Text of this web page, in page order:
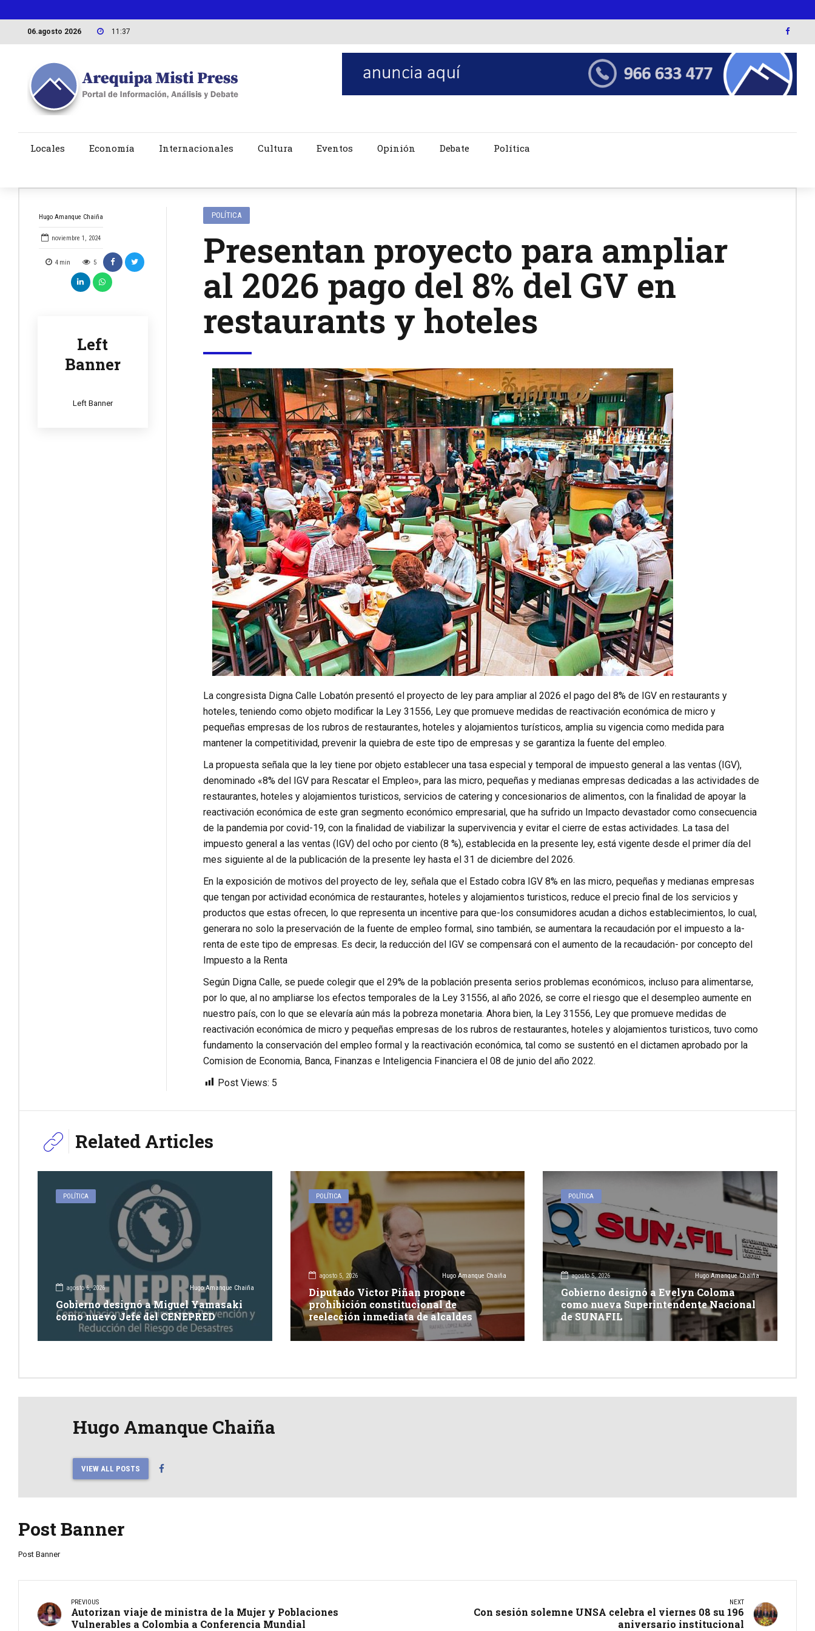
06.agosto 2026 11:37
Locales Economía Internacionales Cultura Eventos Opinión Debate Política
Hugo Amanque Chaiña
noviembre 1, 2024
4 min 5
Left
Banner
Left Banner
POLÍTICA
Presentan proyecto para ampliar
al 2026 pago del 8% del GV en
restaurants y hoteles
La congresista Digna Calle Lobatón presentó el proyecto de ley para ampliar al 2026 el pago del 8% de IGV en restaurants y
hoteles, teniendo como objeto modificar la Ley 31556, Ley que promueve medidas de reactivación económica de micro y
pequeñas empresas de los rubros de restaurantes, hoteles y alojamientos turísticos, amplia su vigencia como medida para
mantener la competitividad, prevenir la quiebra de este tipo de empresas y se garantiza la fuente del empleo.
La propuesta señala que la ley tiene por objeto establecer una tasa especial y temporal de impuesto general a las ventas (IGV),
denominado «8% del IGV para Rescatar el Empleo», para las micro, pequeñas y medianas empresas dedicadas a las actividades de
restaurantes, hoteles y alojamientos turisticos, servicios de catering y concesionarios de alimentos, con la finalidad de apoyar la
reactivación económica de este gran segmento económico empresarial, que ha sufrido un Impacto devastador como consecuencia
de la pandemia por covid-19, con la finalidad de viabilizar la supervivencia y evitar el cierre de estas actividades. La tasa del
impuesto general a las ventas (IGV) del ocho por ciento (8 %), establecida en la presente ley, está vigente desde el primer día del
mes siguiente al de la publicación de la presente ley hasta el 31 de diciembre del 2026.
En la exposición de motivos del proyecto de ley, señala que el Estado cobra IGV 8% en las micro, pequeñas y medianas empresas
que tengan por actividad económica de restaurantes, hoteles y alojamientos turisticos, reduce el precio final de los servicios y
productos que estas ofrecen, lo que representa un incentive para que-los consumidores acudan a dichos establecimientos, lo cual,
generara no solo la preservación de la fuente de empleo formal, sino también, se aumentara la recaudación por el impuesto a la-
renta de este tipo de empresas. Es decir, la reducción del IGV se compensará con el aumento de la recaudación- por concepto del
Impuesto a la Renta
Según Digna Calle, se puede colegir que el 29% de la población presenta serios problemas económicos, incluso para alimentarse,
por lo que, al no ampliarse los efectos temporales de la Ley 31556, al año 2026, se corre el riesgo que el desempleo aumente en
nuestro país, con lo que se elevaría aún más la pobreza monetaria. Ahora bien, la Ley 31556, Ley que promueve medidas de
reactivación económica de micro y pequeñas empresas de los rubros de restaurantes, hoteles y alojamientos turisticos, tuvo como
fundamento la conservación del empleo formal y la reactivación económica, tal como se sustentó en el dictamen aprobado por la
Comision de Economia, Banca, Finanzas e Inteligencia Financiera el 08 de junio del año 2022.
Post Views: 5
Related Articles
POLÍTICA
agosto 6, 2026 Hugo Amanque Chaiña
Gobierno designó a Miguel Yamasaki
como nuevo Jefe del CENEPRED
POLÍTICA
agosto 5, 2026 Hugo Amanque Chaiña
Diputado Victor Piñan propone
prohibición constitucional de
reelección inmediata de alcaldes
POLÍTICA
agosto 5, 2026 Hugo Amanque Chaiña
Gobierno designó a Evelyn Coloma
como nueva Superintendente Nacional
de SUNAFIL
Hugo Amanque Chaiña
VIEW ALL POSTS
Post Banner
Post Banner
PREVIOUS
Autorizan viaje de ministra de la Mujer y Poblaciones
Vulnerables a Colombia a Conferencia Mundial
NEXT
Con sesión solemne UNSA celebra el viernes 08 su 196
aniversario institucional